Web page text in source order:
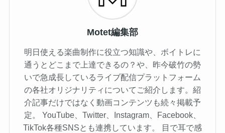
Motet編集部
明日使える楽曲制作に役立つ知識や、ボイトレに
通うとどこまで上達できるの？や、昨今破竹の勢
いで急成長しているライブ配信プラットフォーム
の各社オリジナリティについてご紹介します。紹
介記事だけではなく動画コンテンツも続々掲載予
定。 YouTube、Twitter、Instagram、Facebook、
TikTok各種SNSとも連携しています。 目で耳で感